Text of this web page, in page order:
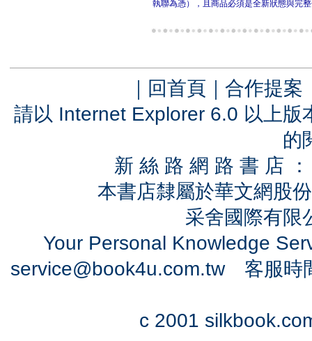
執聯為憑），且商品必須是全新狀態與完
｜ 回首頁 ｜ 合作提案
請以 Internet Explorer 6.0 以上
的
新 絲 路 網 路 書 店
本書店隸屬於華文網股
采舍國際有
Your Personal Knowledge
service@book4u.com.tw客服時
c 2001